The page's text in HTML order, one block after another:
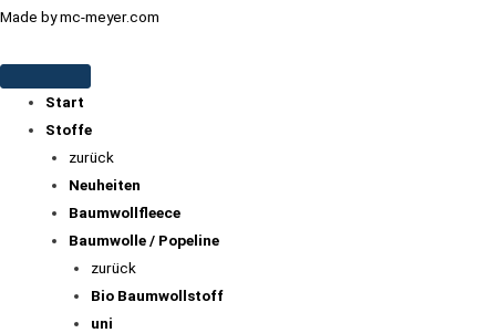
Made by mc-meyer.com
Start
Stoffe
zurück
Neuheiten
Baumwollfleece
Baumwolle / Popeline
zurück
Bio Baumwollstoff
uni